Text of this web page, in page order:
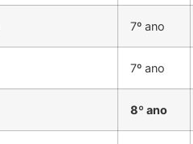
7º ano
7º ano
8º ano